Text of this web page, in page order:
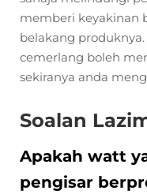
memberi keyakinan
belakang
cemerlang boleh
sekiranya anda
Soalan
Apakah watt
pengisar